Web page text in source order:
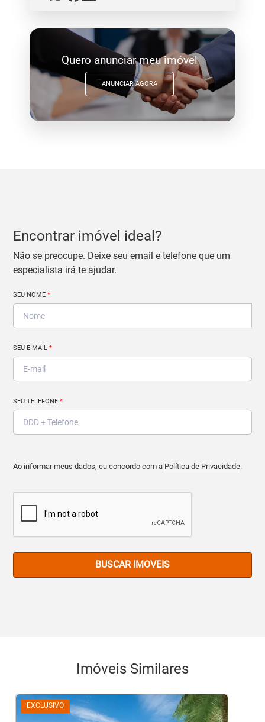
Quero anunciar meu imóvel
ANUNCIAR AGORA
Encontrar imóvel ideal?
Não se preocupe. Deixe seu email e telefone que um
especialista irá te ajudar.
SEU NOME*
SEU E-MAIL*
SEU TELEFONE*
Ao informar meus dados, eu concordo com a Política de Privacidade.
BUSCAR IMOVEIS
Imóveis Similares
EXCLUSIVO